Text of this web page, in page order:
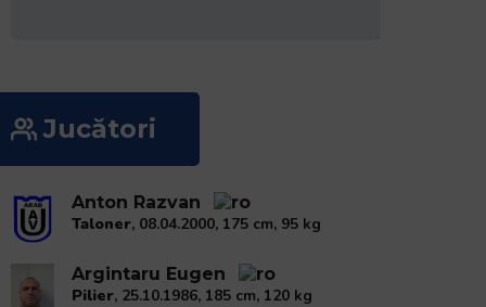
Jucători
Anton Razvan
Taloner, 08.04.2000, 175 cm, 95 kg
Argintaru Eugen
Pilier, 25.10.1986, 185 cm, 120 kg